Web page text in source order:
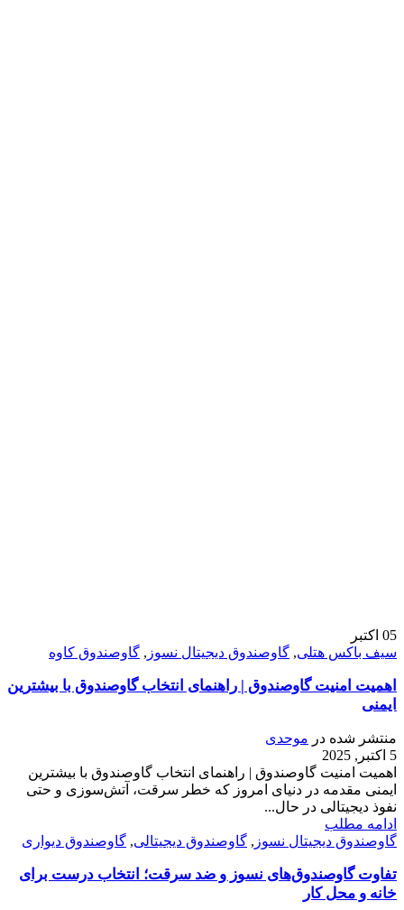
05 اکتبر
سیف باکس هتلی, گاوصندوق دیجیتال نسوز , گاوصندوق کاوه
اهمیت امنیت گاوصندوق | راهنمای انتخاب گاوصندوق با بیشترین
ایمنی
منتشر شده در موحدی
5 اکتبر, 2025
اهمیت امنیت گاوصندوق | راهنمای انتخاب گاوصندوق با بیشترین
ایمنی مقدمه در دنیای امروز که خطر سرقت، آتش‌سوزی و حتی
نفوذ دیجیتالی در حال...
ادامه مطلب
گاوصندوق دیجیتال نسوز , گاوصندوق دیجیتالی, گاوصندوق دیواری
تفاوت گاوصندوق‌های نسوز و ضد سرقت؛ انتخاب درست برای
خانه و محل کار